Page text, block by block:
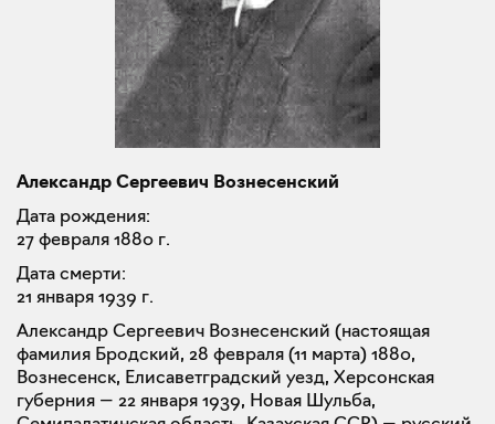
Александр Сергеевич Вознесенский
Дата рождения:
27 февраля 1880 г.
Дата смерти:
21 января 1939 г.
Александр Сергеевич Вознесенский (настоящая
фамилия Бродский, 28 февраля (11 марта) 1880,
Вознесенск, Елисаветградский уезд, Херсонская
губерния — 22 января 1939, Новая Шульба,